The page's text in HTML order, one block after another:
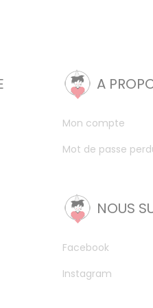
A
Mon compte
Mot de passe
NOUS
Facebook
Instagram